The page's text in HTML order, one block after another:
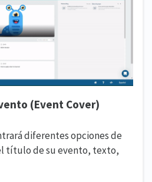
(Event Cover)
diferentes opciones de
título de su evento, texto,